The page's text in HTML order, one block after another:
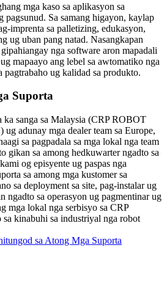
mga kaso sa aplikasyon sa
pagsunud. Sa samang higayon, kaylap
imprenta sa palletizing, edukasyon,
ug uban pang natad. Nasangkapan
nga software aron mapadali
mapaayo ang lebel sa awtomatiko nga
pagtrabaho ug kalidad sa produkto.
Suporta
ka sanga sa Malaysia (CRP ROBOT
adunay mga dealer team sa Europe,
sa pagpadala sa mga lokal nga team
gikan sa among hedkuwarter ngadto sa
og episyente ug paspas nga
sa among mga kustomer sa
sa deployment sa site, pag-instalar ug
ngadto sa operasyon ug pagmentinar ug
mga lokal nga serbisyo sa CRP
kinabuhi sa industriyal nga robot
sa Atong Mga Suporta